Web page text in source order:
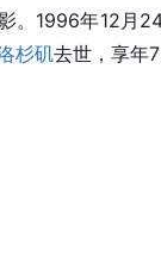
。1996年12月
杉矶去世，享年